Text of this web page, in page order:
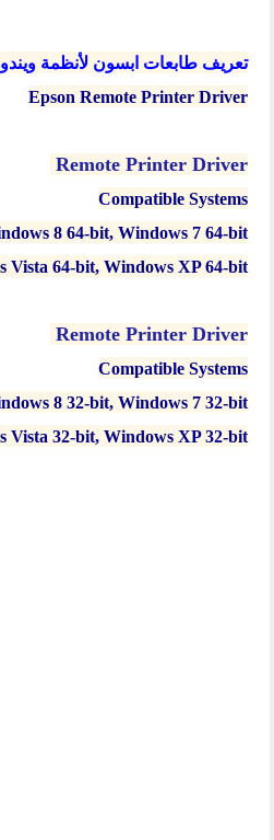
تعريف طابعات ابسون لأنظمة
Epson Remote Printer Driver
Remote Printer Driver
Compatible Systems
8 64-bit, Windows 7 64-bit
Vista 64-bit, Windows XP 64-bit
Remote Printer Driver
Compatible Systems
8 32-bit, Windows 7 32-bit
Vista 32-bit, Windows XP 32-bit